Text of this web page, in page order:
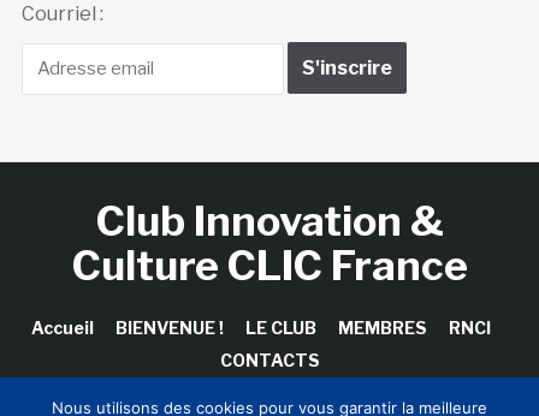
Courriel :
Club Innovation &
Culture CLIC France
Accueil BIENVENUE ! LE CLUB MEMBRES
RNCI
CONTACTS
Nous utilisons des cookies pour vous garantir la meilleure